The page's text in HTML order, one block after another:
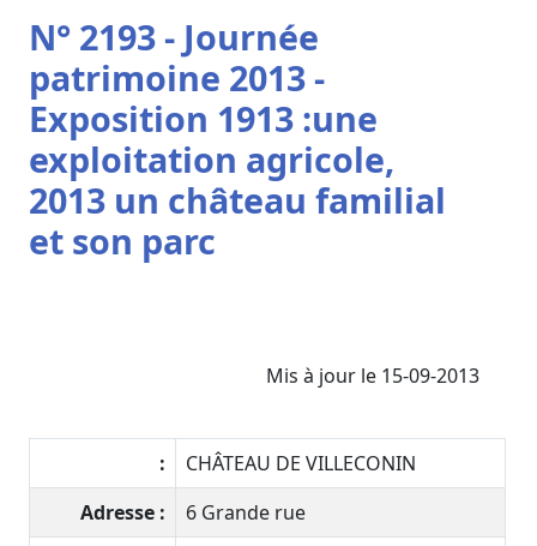
N° 2193 - Journée
patrimoine 2013 -
Exposition 1913 :une
exploitation agricole,
2013 un château familial
et son parc
Mis à jour le 15-09-2013
:
CHÂTEAU DE VILLECONIN
Adresse :
6 Grande rue